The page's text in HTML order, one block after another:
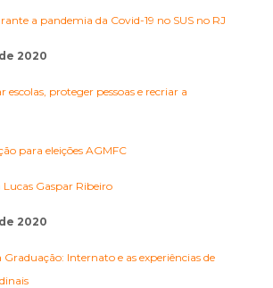
a pandemia da Covid-19 no SUS no RJ
2020
escolas, proteger pessoas e recriar a
para eleições AGMFC
Gaspar Ribeiro
2020
Graduação: Internato e as experiências de